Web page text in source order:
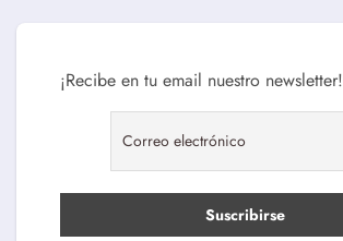
¡Recibe en tu email nuestro newsletter!